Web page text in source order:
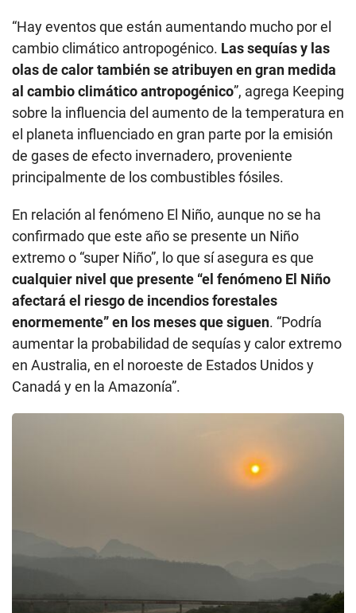
“Hay eventos que están aumentando mucho por el
cambio climático antropogénico. Las sequías y las
olas de calor también se atribuyen en gran medida
al cambio climático antropogénico”, agrega Keeping
sobre la influencia del aumento de la temperatura en
el planeta influenciado en gran parte por la emisión
de gases de efecto invernadero, proveniente
principalmente de los combustibles fósiles.
En relación al fenómeno El Niño, aunque no se ha
confirmado que este año se presente un Niño
extremo o “super Niño”, lo que sí asegura es que
cualquier nivel que presente “el fenómeno El Niño
afectará el riesgo de incendios forestales
enormemente” en los meses que siguen. “Podría
aumentar la probabilidad de sequías y calor extremo
en Australia, en el noroeste de Estados Unidos y
Canadá y en la Amazonía”.